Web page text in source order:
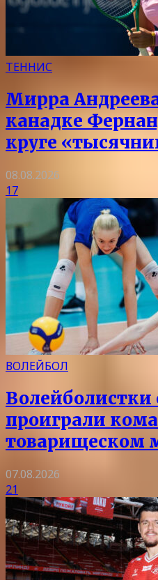
ТЕННИС
Мирра
канадке
круге
08.08.2026
17
ВОЛЕЙБОЛ
Волейболистки
проиграли
товарищеском
07.08.2026
21